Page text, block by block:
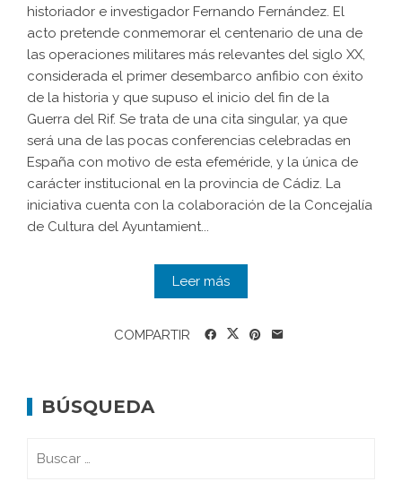
historiador e investigador Fernando Fernández. El
acto pretende conmemorar el centenario de una de
las operaciones militares más relevantes del siglo XX,
considerada el primer desembarco anfibio con éxito
de la historia y que supuso el inicio del fin de la
Guerra del Rif. Se trata de una cita singular, ya que
será una de las pocas conferencias celebradas en
España con motivo de esta efeméride, y la única de
carácter institucional en la provincia de Cádiz. La
iniciativa cuenta con la colaboración de la Concejalía
de Cultura del Ayuntamient...
Leer más
COMPARTIR
BÚSQUEDA